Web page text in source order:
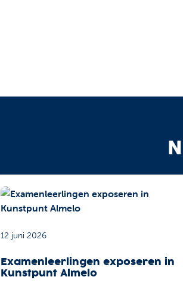
12 juni 2026
Examenleerlingen exposeren in
Kunstpunt Almelo